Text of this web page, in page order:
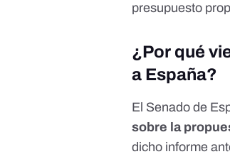
presupuesto
¿Por qué
a España?
El Senado de
sobre la
dicho informe